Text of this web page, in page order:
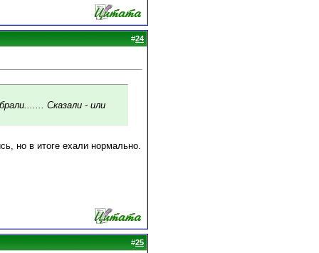
#24
Сказали - или
но в итоге ехали нормально.
#25